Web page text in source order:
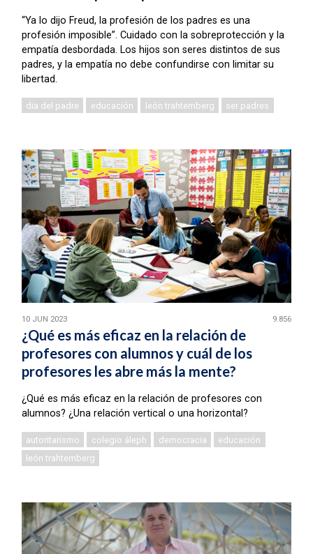
“Ya lo dijo Freud, la profesión de los padres es una
profesión imposible”. Cuidado con la sobreprotección y la
empatía desbordada. Los hijos son seres distintos de sus
padres, y la empatía no debe confundirse con limitar su
libertad.
dia del padre educación león trahtemberg ser padres
10 JUN 2023 9.856
¿Qué es más eficaz en la relación de
profesores con alumnos y cuál de los
profesores les abre más la mente?
¿Qué es más eficaz en la relación de profesores con
alumnos? ¿Una relación vertical o una horizontal?
autoritarismo colegio áleph democracia
educación
león trahtemberg